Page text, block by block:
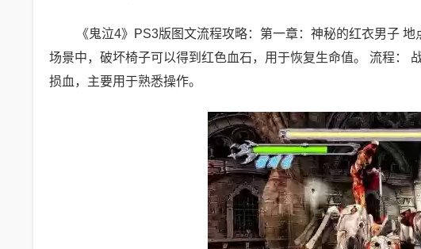
《鬼泣4》PS3版图文流程攻略：第一章：神秘的红衣男子
场景中，破坏椅子可以得到红色血石，用于恢复生命值。 流程：
损血，主要用于熟悉操作。